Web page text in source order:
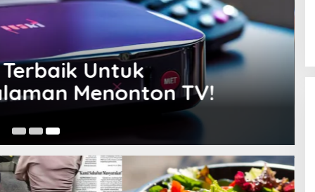
Untuk
Menonton TV!